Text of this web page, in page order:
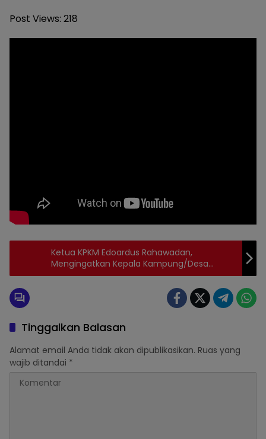
Post Views: 218
PApua.
Ketua KPKM Edoardus Rahawadan,
Mengingatkan Kepala Kampung/Desa
Pahami Tugas Dari Operator Kampung
Tinggalkan Balasan
Alamat email Anda tidak akan dipublikasikan. Ruas yang
wajib ditandai *